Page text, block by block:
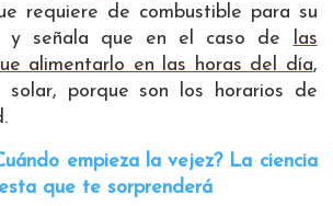
requiere de combustible para su
y señala que en el caso de
las
alimentarlo en las horas del día,
solar, porque son los horarios de
empieza la vejez? La ciencia
que te sorprenderá